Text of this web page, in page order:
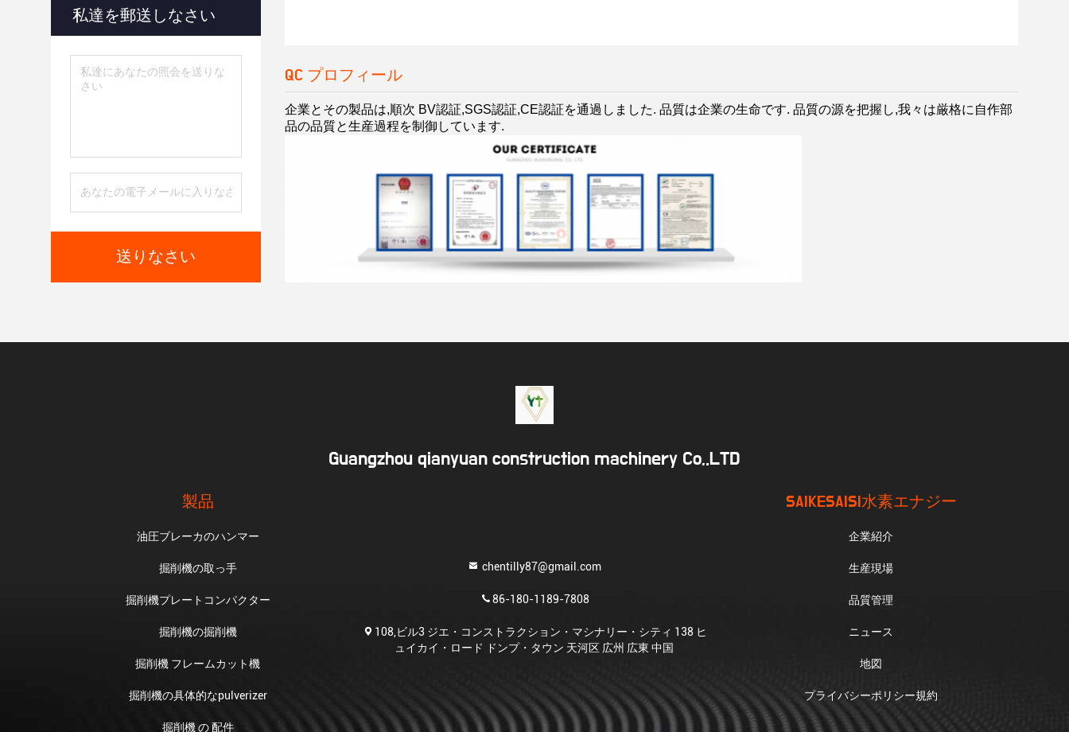
私達を郵送しなさい
送りなさい
QC プロフィール
企業とその製品は,順次 BV認証,SGS認証,CE認証を通過しました. 品質は企業の生命です. 品質の源を把握し,我々は厳格に自作部
品の品質と生産過程を制御しています.
Guangzhou qianyuan construction machinery Co,.LTD
製品
油圧ブレーカのハンマー
掘削機の取っ手
掘削機プレートコンパクター
掘削機の掘削機
掘削機 フレームカット機
掘削機の具体的なpulverizer
掘削機 の 配件
chentilly87@gmail.com
86-180-1189-7808
108,ビル3 ジエ・コンストラクション・マシナリー・シティ 138 ヒ
ュイカイ・ロード ドンプ・タウン 天河区 広州 広東 中国
SAIKESAISI水素エナジー
企業紹介
生産現場
品質管理
ニュース
地図
プライバシーポリシー規約